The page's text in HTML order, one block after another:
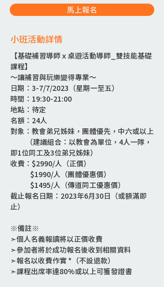
馬上報名
​小班活動詳情
【基礎補習導師ｘ桌遊活動導師_雙技能基礎
課程】
～讓補習與玩樂變得專業～
日期：3-7/7/2023（星期一至五）
時間：19:30-21:00
地點：待定
名額：24人
對象：教會弟兄姊妹，團體優先，中六或以上
即1位同工及3位弟兄姊妹）
收費：$2990/人（正價）
             $1990/人（團體優惠價）
             $1495/人（傳道同工優惠價）
截止報名日期：2023年6月30日（或額滿即
止）
※備註※
➣個人名義報讀將以正價收費
➣參加者將於成功報名後收到相關資料
➣報名以收費作實 *（不設退款）
➣課程出席率達80%或以上可獲發證書